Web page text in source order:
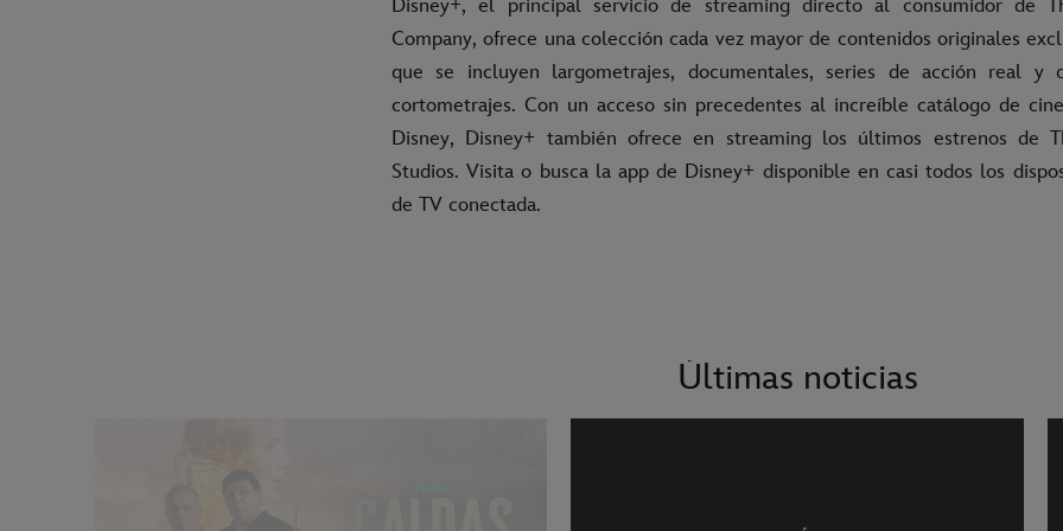
Disney+, el principal servicio de streaming directo al consumidor de
Company, ofrece una colección cada vez mayor de contenidos originales
que se incluyen largometrajes, documentales, series de acción real y
cortometrajes. Con un acceso sin precedentes al increíble catálogo de
Disney, Disney+ también ofrece en streaming los últimos estrenos de
Studios. Visita o busca la app de Disney+ disponible en casi todos los
de TV conectada.
Últimas noticias